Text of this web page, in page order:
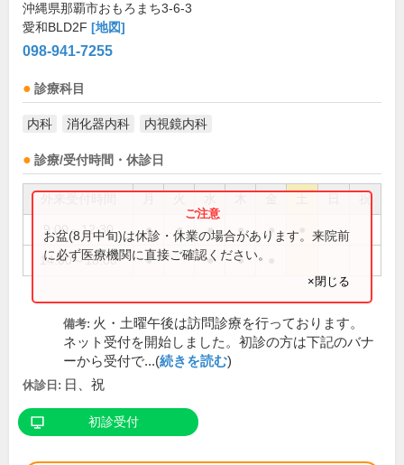
沖縄県那覇市おもろまち3-6-3
愛和BLD2F [地図]
098-941-7255
診療科目
内科 消化器内科 内視鏡内科
診療/受付時間・休診日
祝
9:00～12:30 ● ● ● ● ●
14:00～18:00 ● ● ●
お盆(8月中旬)は休診・休業の場合があります。来院前
に必ず医療機関に直接ご確認ください。
×閉じる
備考: 火・土曜午後は訪問診療を行っております。
ネット受付を開始しました。初診の方は下記のバナ
ーから受付で...(続きを読む)
休診日: 日、祝
初診受付